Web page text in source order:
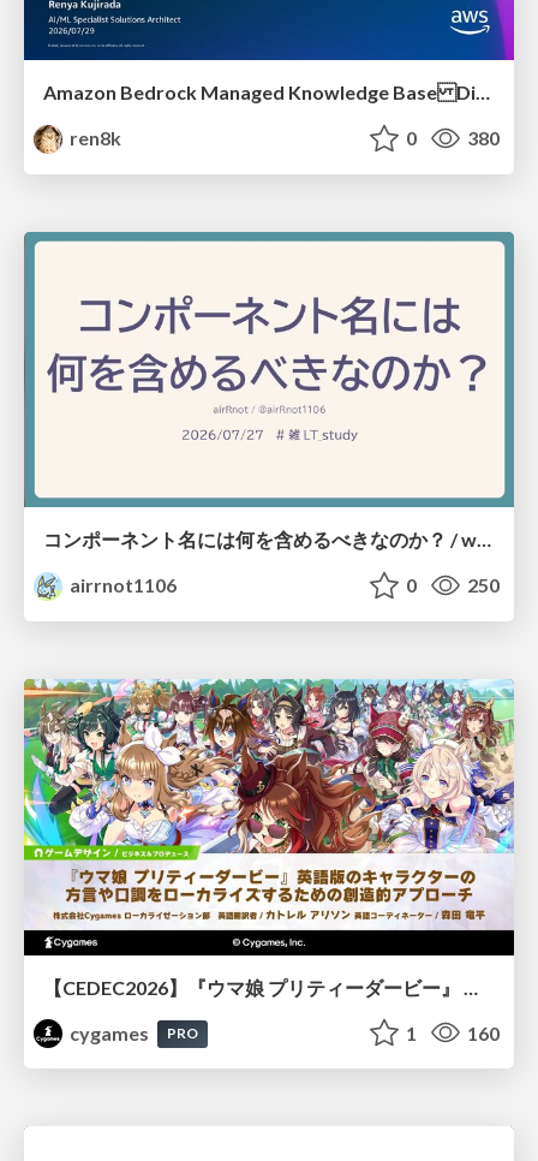
ren8k
0 380
コンポーネント名には何を含めるべきなのか？ / what-should-be-included-in-component-names
airrnot1106
0 250
cygames
PRO 1 160